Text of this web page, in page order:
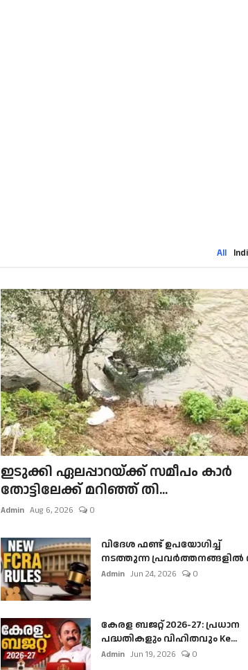
All
ഇടുക്കി ഏലപ്പാറയ്ക്ക് സമീപം കാർ
തോട്ടിലേക്ക് മറിഞ്ഞ് തി...
Admin Aug 6, 2026 0
വിദേശ ഫണ്ട് ഉപയോഗിച്ച്
നടത്തുന്ന പ്രവർത്തനങ്ങളിൽ
Admin Jun 24, 2026 0
കേരള ബജറ്റ് 2026-27: പ്രധാന
പദ്ധതികളും വിഹിതവും Ke...
Admin Jun 19, 2026 0